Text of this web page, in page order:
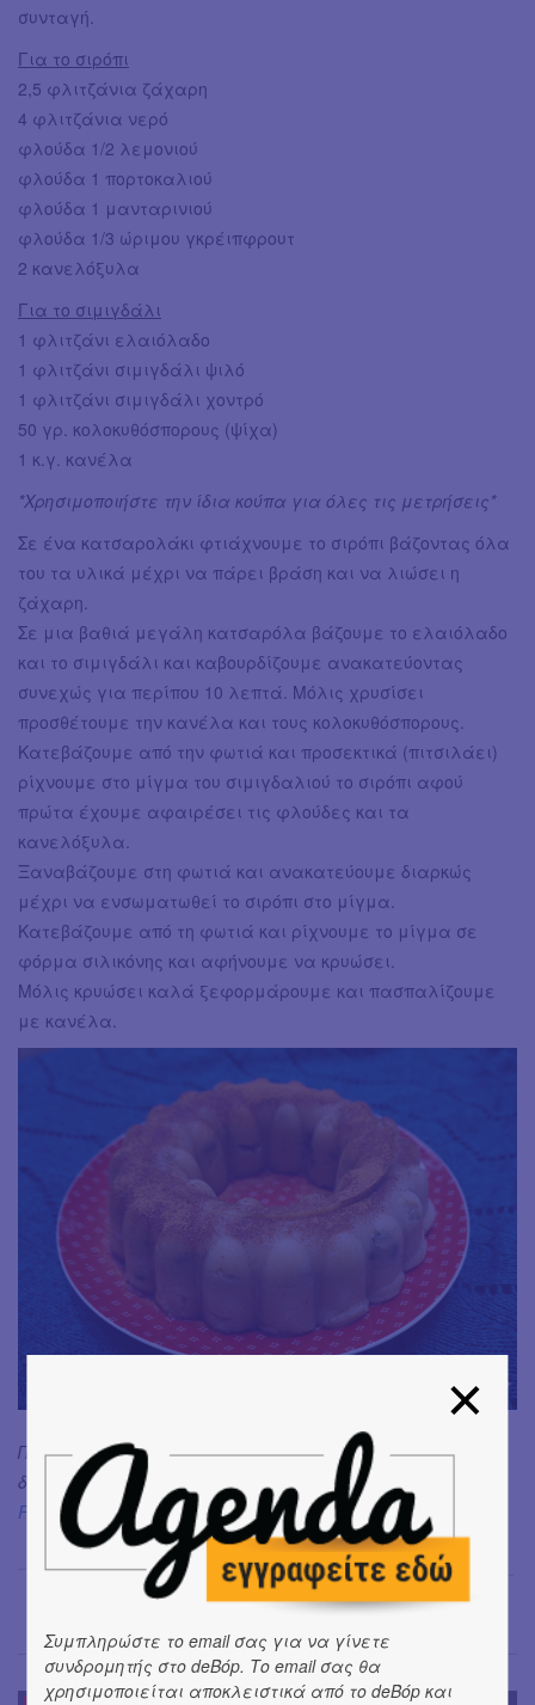
συνταγή.
Για το σιρόπι
2,5 φλιτζάνια ζάχαρη
4 φλιτζάνια νερό
φλούδα 1/2 λεμονιού
φλούδα 1 πορτοκαλιού
φλούδα 1 μανταρινιού
φλούδα 1/3 ώριμου γκρέιπφρουτ
2 κανελόξυλα
Για το σιμιγδάλι
1 φλιτζάνι ελαιόλαδο
1 φλιτζάνι σιμιγδάλι ψιλό
1 φλιτζάνι σιμιγδάλι χοντρό
50 γρ. κολοκυθόσπορους (ψίχα)
1 κ.γ. κανέλα
*Χρησιμοποιήστε την ίδια κούπα για όλες τις μετρήσεις*
Σε ένα κατσαρολάκι φτιάχνουμε το σιρόπι βάζοντας όλα
του τα υλικά μέχρι να πάρει βράση και να λιώσει η
ζάχαρη.
Σε μια βαθιά μεγάλη κατσαρόλα βάζουμε το ελαιόλαδο
και το σιμιγδάλι και καβουρδίζουμε ανακατεύοντας
συνεχώς για περίπου 10 λεπτά. Μόλις χρυσίσει
προσθέτουμε την κανέλα και τους κολοκυθόσπορους.
Κατεβάζουμε από την φωτιά και προσεκτικά (πιτσιλάει)
ρίχνουμε στο μίγμα του σιμιγδαλιού το σιρόπι αφού
πρώτα έχουμε αφαιρέσει τις φλούδες και τα
κανελόξυλα.
Ξαναβάζουμε στη φωτιά και ανακατεύουμε διαρκώς
μέχρι να ενσωματωθεί το σιρόπι στο μίγμα.
Κατεβάζουμε από τη φωτιά και ρίχνουμε το μίγμα σε
φόρμα σιλικόνης και αφήνουμε να κρυώσει.
Μόλις κρυώσει καλά ξεφορμάρουμε και πασπαλίζουμε
με κανέλα.
Περισσότερα άρθρα της Μαριάννας μπορείς να
διαβάσεις εδω:
www.blueberrymints.com //
Facebook/blueberrymints//Instagram_@blueberrymints
Μαριάννα Ηλιοπούλου
Συμπληρώστε το email σας για να γίνετε
συνδρομητής στο deBόp. Το email σας θα
χρησιμοποιείται αποκλειστικά από το deBόp και